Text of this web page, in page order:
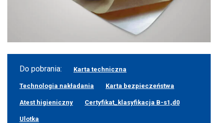
Do pobrania: Karta techniczna
Technologia nakładania Karta bezpieczeństwa
Atest higieniczny Certyfikat_klasyfikacja B-s1,d0
Ulotka